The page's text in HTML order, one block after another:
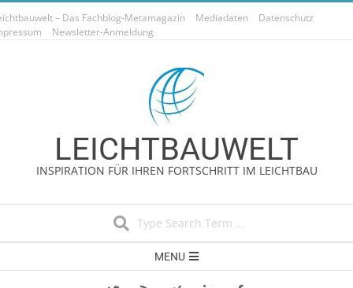
Skip
to
– Das Fachblog-Metamagazin Mediadaten
Datenschutz
Newsletter-Anmeldung
LEICHTBAUWELT
INSPIRATION FÜR IHREN FORTSCHRITT IM LEICHTBAU
Navigation
MENU